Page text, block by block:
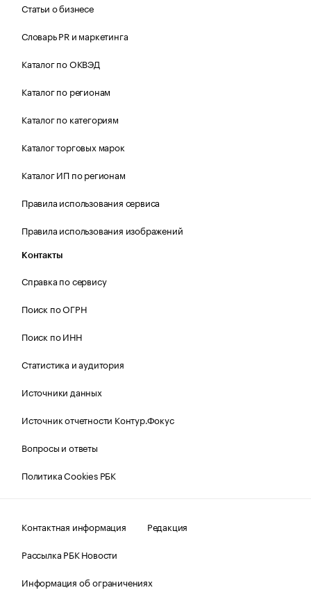
Статьи о бизнесе
Словарь PR и маркетинга
Каталог по ОКВЭД
Каталог по регионам
Каталог по категориям
Каталог торговых марок
Каталог ИП по регионам
Правила использования сервиса
Правила использования изображений
Контакты
Справка по сервису
Поиск по ОГРН
Поиск по ИНН
Статистика и аудитория
Источники данных
Источник отчетности Контур.Фокус
Вопросы и ответы
Политика Cookies РБК
Контактная информация
Редакция
Рассылка РБК Новости
Информация об ограничениях